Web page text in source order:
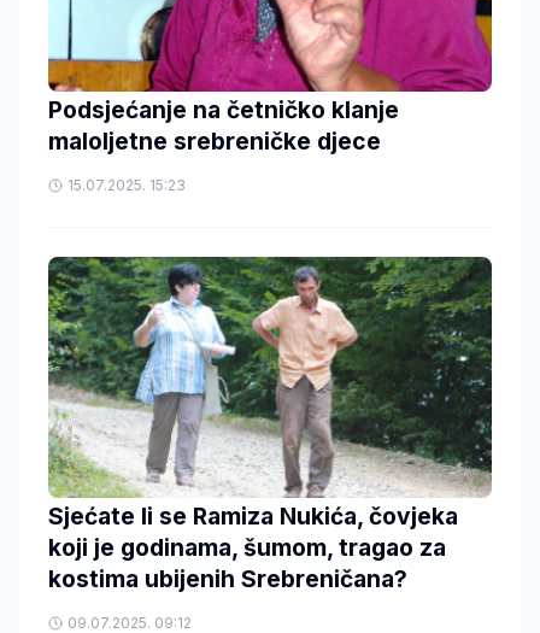
Podsjećanje na četničko klanje
maloljetne srebreničke djece
15.07.2025. 15:23
Sjećate li se Ramiza Nukića, čovjeka
koji je godinama, šumom, tragao za
kostima ubijenih Srebreničana?
09.07.2025. 09:12